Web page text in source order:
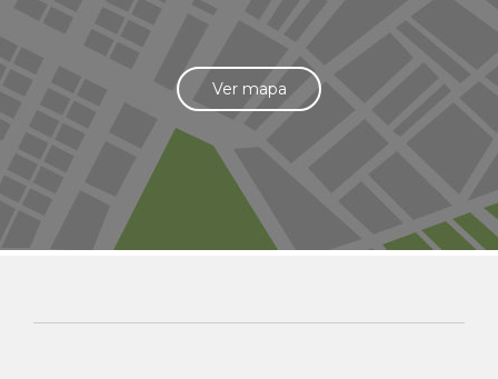
Ver mapa